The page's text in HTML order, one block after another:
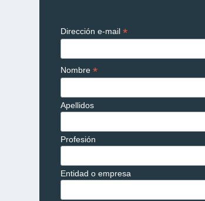
Dirección e-mail*
Nombre*
Apellidos
Profesión
Entidad o empresa